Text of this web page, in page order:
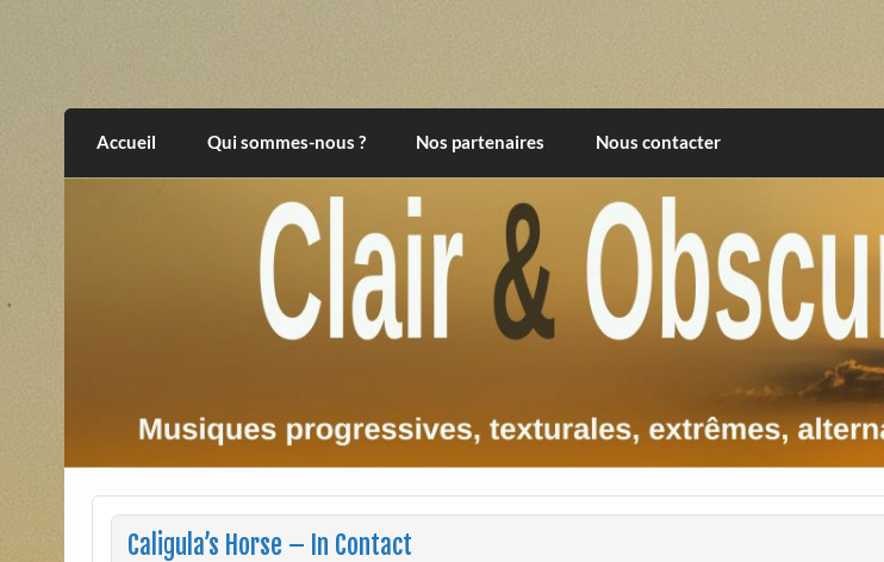
Clair et Obscur
Accueil Qui sommes-nous ? Nos partenaires Nous contacter
Caligula’s Horse – In Contact